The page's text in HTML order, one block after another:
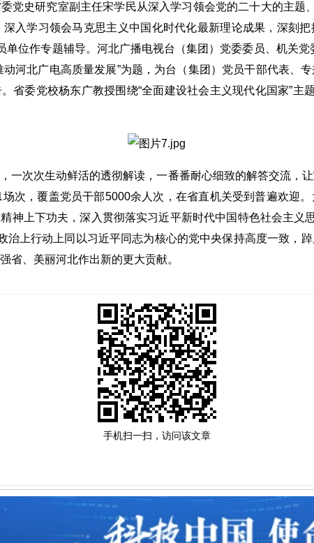
党史研究室副主任宋学民从深入学习领会党的二十大的主题
入学习领会马克思主义中国化时代化最新理论成果，深刻
单位作专题辅导。河北广播电视台（集团）党委委员、机关
河北广电高质量发展”为题，为台（集团）党员干部代表、
省委党校杨东广教授围绕“全面建设社会主义现代化国家”主
一次次生动鲜活的透彻解读，一番番耐心细致的解答交流，
次，覆盖党员干部5000余人次，在省直机关受到普遍欢迎。
神上下功夫，深入贯彻落实习近平新时代中国特色社会主义
治上行动上同以习近平同志为核心的党中央保持高度一致，
省、美丽河北作出新的更大贡献。
手机扫一扫，访问该文章